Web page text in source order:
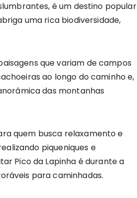
é um destino popular
uma rica biodiversidade,
que variam de campos
ao longo do caminho e,
das montanhas
quem busca relaxamento e
piqueniques e
Pico da Lapinha é durante a
para caminhadas.